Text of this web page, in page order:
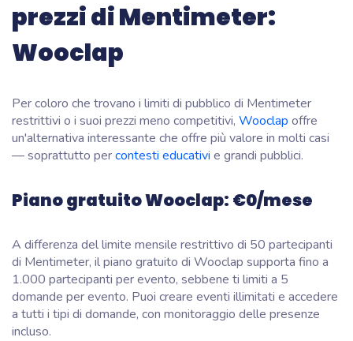
prezzi di Mentimeter:
Wooclap
Per coloro che trovano i limiti di pubblico di Mentimeter
restrittivi o i suoi prezzi meno competitivi, Wooclap offre
un'alternativa interessante che offre più valore in molti casi
— soprattutto percontesti educativi e grandi pubblici.
Piano gratuito Wooclap: €0/mese
A differenza del limite mensile restrittivo di 50 partecipanti
di Mentimeter, il piano gratuito di Wooclap supporta fino a
1.000 partecipanti per evento, sebbene ti limiti a 5
domande per evento. Puoi creare eventi illimitati e accedere
a tutti i tipi di domande, con monitoraggio delle presenze
incluso.